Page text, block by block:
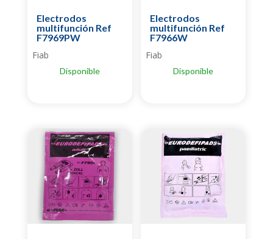
Electrodos
multifunción Ref
F7969PW
Fiab
Disponible
Electrodos
multifunción Ref
F7966W
Fiab
Disponible